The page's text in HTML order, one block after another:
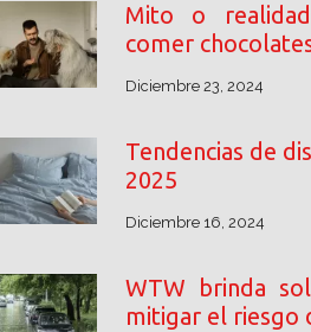
Mito o
comer
Diciembre 23, 2024
Tendencias de
2025
Diciembre 16, 2024
WTW brinda
mitigar el riesgo